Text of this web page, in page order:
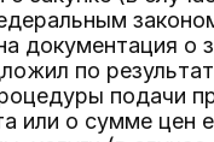
документация о
по
подачи
или о сумме цен